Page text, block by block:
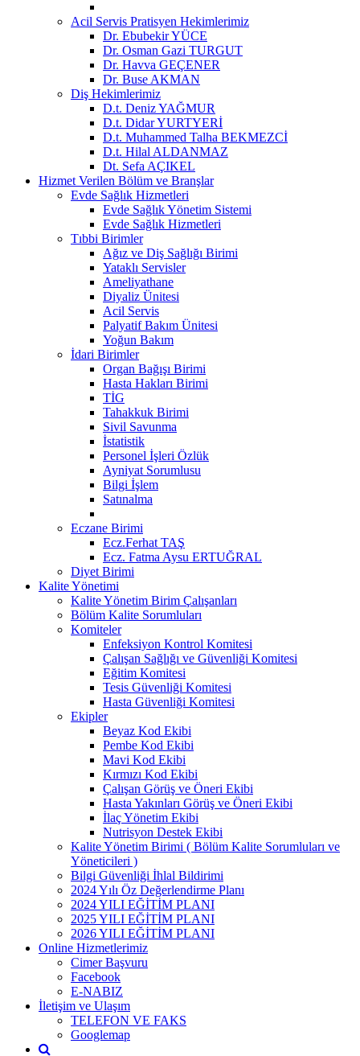
Acil Servis Pratisyen Hekimlerimiz
Dr. Ebubekir YÜCE
Dr. Osman Gazi TURGUT
Dr. Havva GEÇENER
Dr. Buse AKMAN
Diş Hekimlerimiz
D.t. Deniz YAĞMUR
D.t. Didar YURTYERİ
D.t. Muhammed Talha BEKMEZCİ
D.t. Hilal ALDANMAZ
Dt. Sefa AÇIKEL
Hizmet Verilen Bölüm ve Branşlar
Evde Sağlık Hizmetleri
Evde Sağlık Yönetim Sistemi
Evde Sağlık Hizmetleri
Tıbbi Birimler
Ağız ve Diş Sağlığı Birimi
Yataklı Servisler
Ameliyathane
Diyaliz Ünitesi
Acil Servis
Palyatif Bakım Ünitesi
Yoğun Bakım
İdari Birimler
Organ Bağışı Birimi
Hasta Hakları Birimi
TİG
Tahakkuk Birimi
Sivil Savunma
İstatistik
Personel İşleri Özlük
Ayniyat Sorumlusu
Bilgi İşlem
Satınalma
Eczane Birimi
Ecz.Ferhat TAŞ
Ecz. Fatma Aysu ERTUĞRAL
Diyet Birimi
Kalite Yönetimi
Kalite Yönetim Birim Çalışanları
Bölüm Kalite Sorumluları
Komiteler
Enfeksiyon Kontrol Komitesi
Çalışan Sağlığı ve Güvenliği Komitesi
Eğitim Komitesi
Tesis Güvenliği Komitesi
Hasta Güvenliği Komitesi
Ekipler
Beyaz Kod Ekibi
Pembe Kod Ekibi
Mavi Kod Ekibi
Kırmızı Kod Ekibi
Çalışan Görüş ve Öneri Ekibi
Hasta Yakınları Görüş ve Öneri Ekibi
İlaç Yönetim Ekibi
Nutrisyon Destek Ekibi
Kalite Yönetim Birimi ( Bölüm Kalite Sorumluları ve
Yöneticileri )
Bilgi Güvenliği İhlal Bildirimi
2024 Yılı Öz Değerlendirme Planı
2024 YILI EĞİTİM PLANI
2025 YILI EĞİTİM PLANI
2026 YILI EĞİTİM PLANI
Online Hizmetlerimiz
Cimer Başvuru
Facebook
E-NABIZ
İletişim ve Ulaşım
TELEFON VE FAKS
Googlemap